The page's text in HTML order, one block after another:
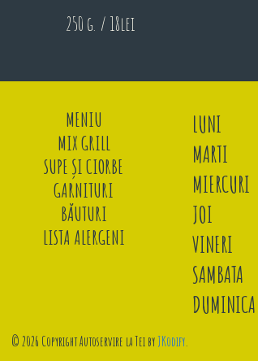
250 g. / 18lei
MENIU
MIX GRILL
SUPE ȘI CIORBE
GARNITURI
BĂUTURI
LISTA ALERGENI
LUNI
MARTI
MIERCURI
JOI
VINERI
SAMBATA
DUMINICA
© 2026 Copyright Autoservire la Tei byJKodify.